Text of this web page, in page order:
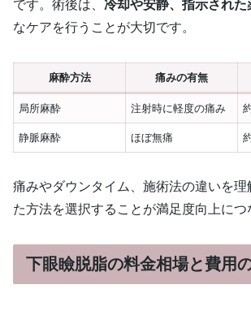
です。術後は、 冷却や安静、指示された
なケアを行うことが大切です。
麻酔方法 痛みの有無
局所麻酔 注射時に軽度の痛み
静脈麻酔 ほぼ無痛
痛みやダウンタイム、施術法の違いを理
た方法を選択することが満足度向上につ
下眼瞼脱脂の料金相場と費用